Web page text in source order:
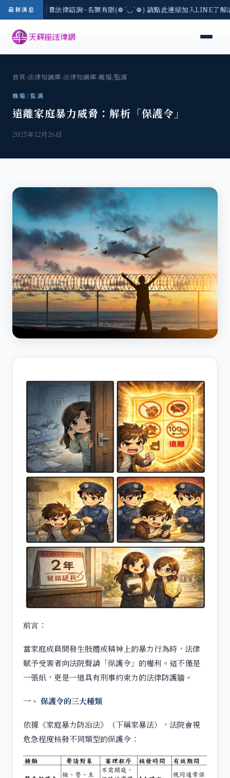
最新消息
3(一) 現場免費法律諮詢~名額有限(❁´◡`❁) 請點此連結加入LINE了
首頁›法律知識庫›法律知識庫›離婚/監護
離婚/監護
遠離家庭暴力威脅：解析「保護令」
2025年12月26日
前言：
當家庭成員間發生肢體或精神上的暴力行為時，法律
賦予受害者向法院聲請「保護令」的權利。這不僅是
一張紙，更是一道具有刑事約束力的法律防護牆。
一、 保護令的三大種類
依據《家庭暴力防治法》（下稱家暴法），法院會視
危急程度核發不同類型的保護令：